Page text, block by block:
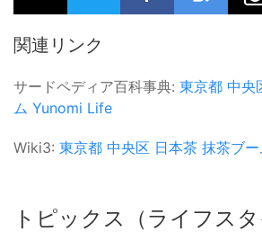
関連リンク
サードペディア百科事典: 東京都 中央
ム Yunomi Life
Wiki3: 東京都 中央区 日本茶 抹茶ブー
トピックス（ライフスタ